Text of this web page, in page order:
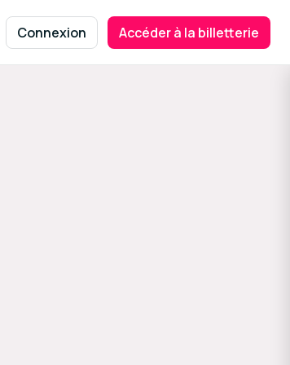
Connexion Accéder à la billetterie